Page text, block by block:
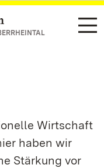
Wirtschaft
haben wir
Stärkung vor